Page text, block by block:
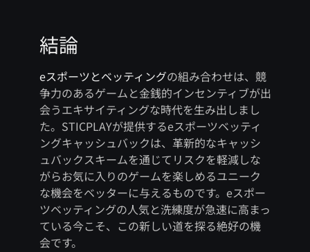
結論
eスポーツとベッティングの組み合わせは、競
争力のあるゲームと金銭的インセンティブが出
会うエキサイティングな時代を生み出しまし
た。STICPLAYが提供するeスポーツベッティ
ングキャッシュバックは、革新的なキャッシ
ュバックスキームを通じてリスクを軽減しな
がらお気に入りのゲームを楽しめるユニーク
な機会をベッターに与えるものです。eスポー
ツベッティングの人気と洗練度が急速に高まっ
ている今こそ、この新しい道を探る絶好の機
会です。